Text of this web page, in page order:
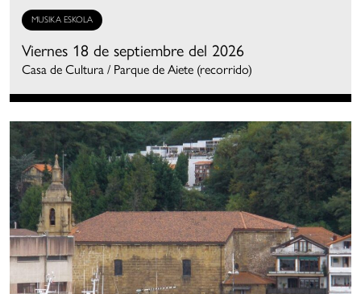
MUSIKA ESKOLA
Viernes 18 de septiembre del 2026
Casa de Cultura / Parque de Aiete (recorrido)